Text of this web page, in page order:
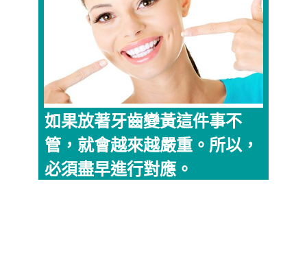
如果放著牙齒變黃這件事不
管，就會越來越嚴重。所以，
必須盡早進行對應。